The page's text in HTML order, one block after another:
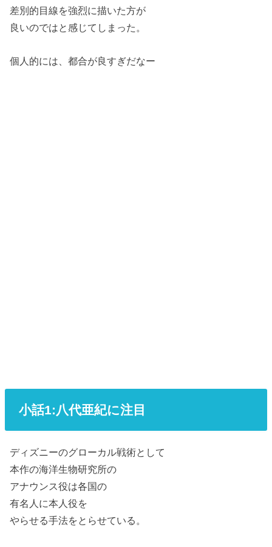
差別的目線を強烈に描いた方が
良いのではと感じてしまった。
個人的には、都合が良すぎだなー
小話1:八代亜紀に注目
ディズニーのグローカル戦術として
本作の海洋生物研究所の
アナウンス役は各国の
有名人に本人役を
やらせる手法をとらせている。